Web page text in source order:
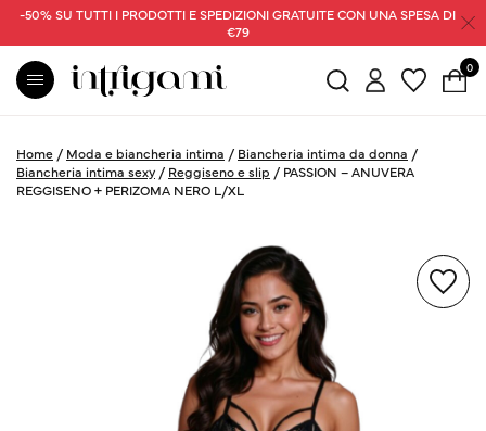
-50% SU TUTTI I PRODOTTI E SPEDIZIONI GRATUITE CON UNA SPESA DI
€79
0
Home / Moda e biancheria intima / Biancheria intima da donna /
Biancheria intima sexy / Reggiseno e slip / PASSION – ANUVERA
REGGISENO + PERIZOMA NERO L/XL